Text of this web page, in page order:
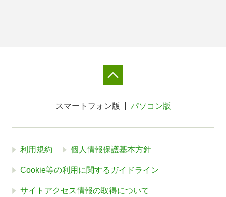
スマートフォン版 パソコン版
利用規約 個人情報保護基本方針
Cookie等の利用に関するガイドライン
サイトアクセス情報の取得について